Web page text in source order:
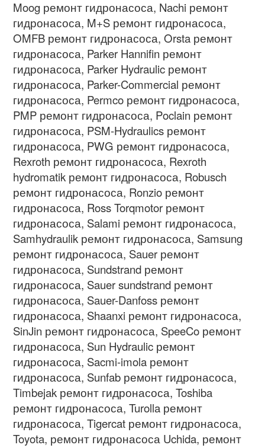
Moog ремонт гидронасоса, Nachi ремонт
гидронасоса, M+S ремонт гидронасоса,
OMFB ремонт гидронасоса, Orsta ремонт
гидронасоса, Parker Hannifin ремонт
гидронасоса, Parker Hydraulic ремонт
гидронасоса, Parker-Commercial ремонт
гидронасоса, Permco ремонт гидронасоса,
PMP ремонт гидронасоса, Poclain ремонт
гидронасоса, PSM-Hydraulics ремонт
гидронасоса, PWG ремонт гидронасоса,
Rexroth ремонт гидронасоса, Rexroth
hydromatik ремонт гидронасоса, Robusch
ремонт гидронасоса, Ronzio ремонт
гидронасоса, Ross Torqmotor ремонт
гидронасоса, Salami ремонт гидронасоса,
Samhydraulik ремонт гидронасоса, Samsung
ремонт гидронасоса, Sauer ремонт
гидронасоса, Sundstrand ремонт
гидронасоса, Sauer sundstrand ремонт
гидронасоса, Sauer-Danfoss ремонт
гидронасоса, Shaanxi ремонт гидронасоса,
SinJin ремонт гидронасоса, SpeeCo ремонт
гидронасоса, Sun Hydraulic ремонт
гидронасоса, Sacmi-imola ремонт
гидронасоса, Sunfab ремонт гидронасоса,
Timbejak ремонт гидронасоса, Toshiba
ремонт гидронасоса, Turolla ремонт
гидронасоса, Tigercat ремонт гидронасоса,
Toyota, ремонт гидронасоса Uchida, ремонт